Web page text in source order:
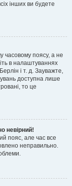
інших ви будете
часовому поясу, а не
в налаштуваннях
і т. д. Зауважте,
доступна лише
то це
невірний!
пояс, але час все
неправильно.